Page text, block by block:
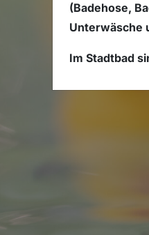
(Badehose,
Unterwäsche
Im Stadtbad